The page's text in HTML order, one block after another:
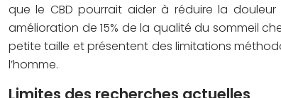
que le CBD pourrait aider à réduire la
amélioration de 15% de la qualité du sommeil
petite taille et présentent des limitations
l’homme.
Limites des recherches actuelles